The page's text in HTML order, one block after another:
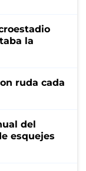
la
ruda cada
del
esquejes